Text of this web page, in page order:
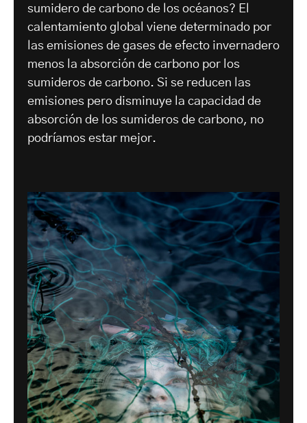
sumidero de carbono de los océanos? El
calentamiento global viene determinado por
las emisiones de gases de efecto invernadero
menos la absorción de carbono por los
sumideros de carbono. Si se reducen las
emisiones pero disminuye la capacidad de
absorción de los sumideros de carbono, no
podríamos estar mejor.